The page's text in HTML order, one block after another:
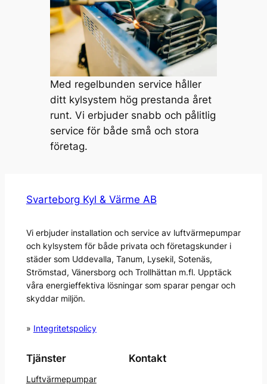
Med regelbunden service håller
ditt kylsystem hög prestanda året
runt. Vi erbjuder snabb och pålitlig
service för både små och stora
företag.
Svarteborg Kyl & Värme AB
Vi erbjuder installation och service av luftvärmepumpar
och kylsystem för både privata och företagskunder i
städer som Uddevalla, Tanum, Lysekil, Sotenäs,
Strömstad, Vänersborg och Trollhättan m.fl. Upptäck
våra energieffektiva lösningar som sparar pengar och
skyddar miljön.
» Integritetspolicy
Tjänster
Luftvärmepumpar
Kontakt